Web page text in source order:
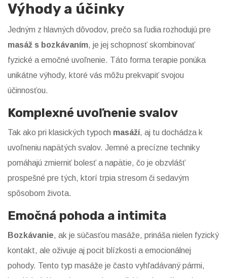
Výhody a účinky
Jedným z hlavných dôvodov, prečo sa ľudia rozhodujú pre
masáž s bozkávaním, je jej schopnosť skombinovať
fyzické a emočné uvoľnenie. Táto forma terapie ponúka
unikátne výhody, ktoré vás môžu prekvapiť svojou
účinnosťou.
Komplexné uvoľnenie svalov
Tak ako pri klasických typoch masáží, aj tu dochádza k
uvoľneniu napätých svalov. Jemné a precízne techniky
pomáhajú zmierniť bolesť a napätie, čo je obzvlášť
prospešné pre tých, ktorí trpia stresom či sedavým
spôsobom života.
Emočná pohoda a intimita
Bozkávanie, ak je súčasťou masáže, prináša nielen fyzický
kontakt, ale oživuje aj pocit blízkosti a emocionálnej
pohody. Tento typ masáže je často vyhľadávaný pármi,